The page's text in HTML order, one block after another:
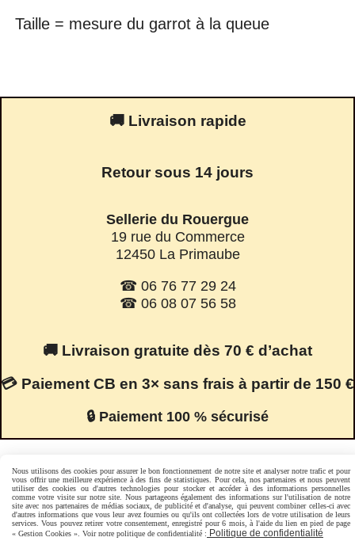
Taille = mesure du garrot à la queue
🚚 Livraison rapide
Retour sous 14 jours
Sellerie du Rouergue
19 rue du Commerce
12450 La Primaube
☎ 06 76 77 29 24
☎ 06 08 07 56 58
🚚 Livraison gratuite dès 70 € d’achat
💳 Paiement CB en 3× sans frais à partir de 150 €
🔒 Paiement 100 % sécurisé
Facebook est désactivé. Autoriser
Mentions Légales
Conditions générales de vente
Nous utilisons des cookies pour assurer le bon fonctionnement de notre site et analyser notre trafic et pour
vous offrir une meilleure expérience à des fins de statistiques. Pour cela, nos partenaires et nous peuvent
utiliser des cookies ou d'autres technologies pour stocker et accéder à des informations personnelles
comme votre visite sur notre site. Nous partageons également des informations sur l'utilisation de notre
site avec nos partenaires de médias sociaux, de publicité et d'analyse, qui peuvent combiner celles-ci avec
d'autres informations que vous leur avez fournies ou qu'ils ont collectées lors de votre utilisation de leurs
services. Vous pouvez retirer votre consentement, enregistré pour 6 mois, à l'aide du lien en pied de page
« Gestion Cookies ». Voir notre politique de confidentialité : Politique de confidentialité